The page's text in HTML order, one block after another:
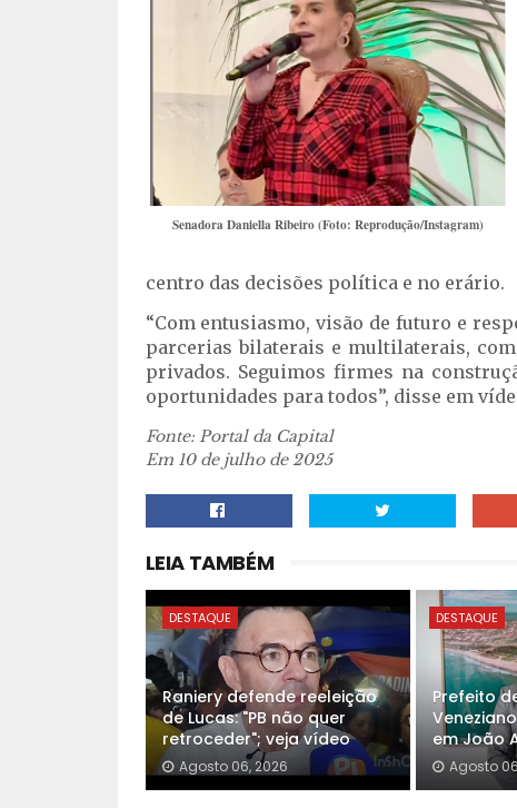
Senadora Daniella Ribeiro (Foto: Reprodução/Instagram)
centro das decisões política e no erário.
“Com entusiasmo, visão de futuro e
parcerias bilaterais e multilaterais,
privados. Seguimos firmes na
oportunidades para todos”, disse em
Fonte: Portal da Capital
Em 10 de julho de 2025
LEIA TAMBÉM
DESTAQUE
Raniery defende reeleição
de Lucas: "PB não quer
retroceder"; veja vídeo
Agosto 06, 2026
DESTAQUE
Prefeito
em João
Agosto